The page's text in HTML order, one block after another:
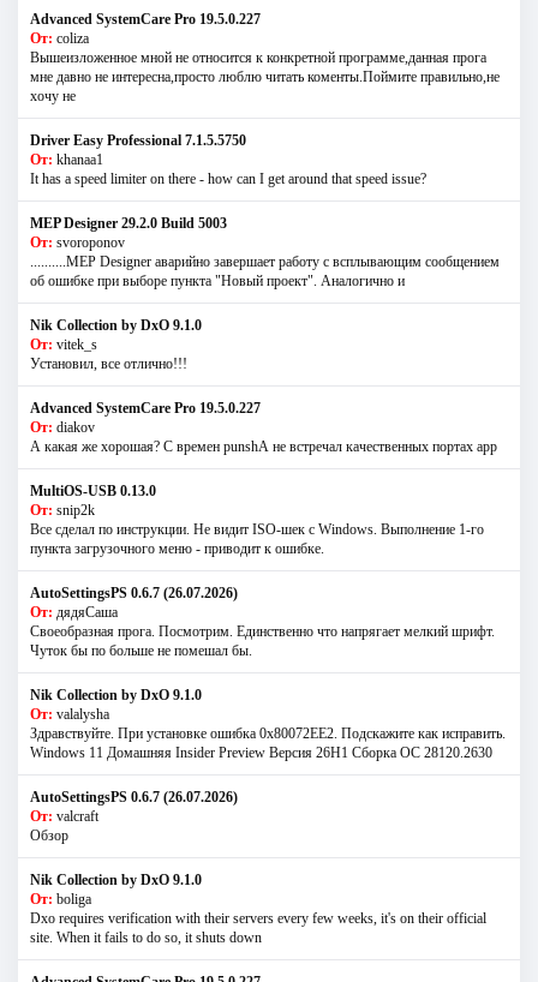
Advanced SystemCare Pro 19.5.0.227
От: coliza
Вышеизложенное мной не относится к конкретной программе,данная прога
мне давно не интересна,просто люблю читать коменты.Поймите правильно,не
хочу не
Driver Easy Professional 7.1.5.5750
От: khanaa1
It has a speed limiter on there - how can I get around that speed issue?
MEP Designer 29.2.0 Build 5003
От: svoroponov
..........MEP Designer аварийно завершает работу с всплывающим сообщением
об ошибке при выборе пункта "Новый проект". Аналогично и
Nik Collection by DxO 9.1.0
От: vitek_s
Установил, все отлично!!!
Advanced SystemCare Pro 19.5.0.227
От: diakov
А какая же хорошая? С времен punshА не встречал качественных портах app
MultiOS-USB 0.13.0
От: snip2k
Все сделал по инструкции. Не видит ISO-шек с Windows. Выполнение 1-го
пункта загрузочного меню - приводит к ошибке.
AutoSettingsPS 0.6.7 (26.07.2026)
От: дядяСаша
Своеобразная прога. Посмотрим. Единственно что напрягает мелкий шрифт.
Чуток бы по больше не помешал бы.
Nik Collection by DxO 9.1.0
От: valalysha
Здравствуйте. При установке ошибка 0х80072EE2. Подскажите как исправить.
Windows 11 Домашняя Insider Preview Версия 26H1 Сборка ОС 28120.2630
AutoSettingsPS 0.6.7 (26.07.2026)
От: valcraft
Обзор
Nik Collection by DxO 9.1.0
От: boliga
Dxo requires verification with their servers every few weeks, it's on their official
site. When it fails to do so, it shuts down